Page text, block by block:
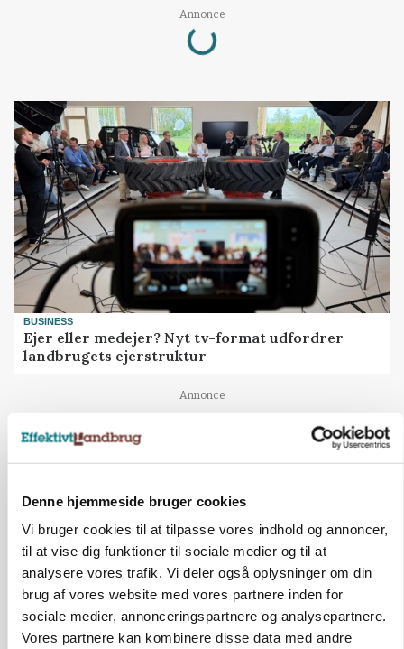
Denne hjemmeside bruger cookies
Vi bruger cookies til at tilpasse vores indhold og annoncer,
til at vise dig funktioner til sociale medier og til at
analysere vores trafik. Vi deler også oplysninger om din
brug af vores website med vores partnere inden for
sociale medier, annonceringspartnere og analysepartnere.
Vores partnere kan kombinere disse data med andre
Annonce
Loading...
BUSINESS
Ejer eller medejer? Nyt tv-format udfordrer
landbrugets ejerstruktur
Annonce
MARKED